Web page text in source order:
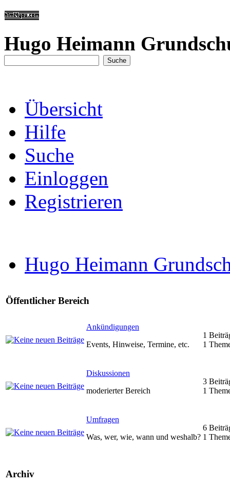
Hugo Heimann
Übersicht
Hilfe
Suche
Einloggen
Registrieren
Hugo Heimann
Öffentlicher Bereich
Ankündigungen
Events, Hinweise, Termine, etc.
1
1
Diskussionen
moderierter Bereich
3
1
Umfragen
Was, wer, wie, wann und weshalb?
6
1
Archiv